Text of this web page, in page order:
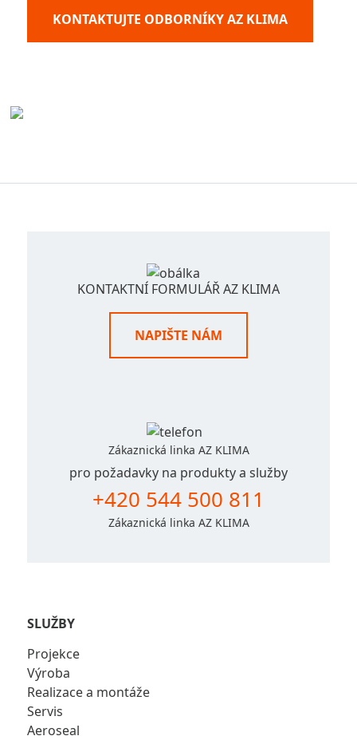
KONTAKTUJTE ODBORNÍKY AZ KLIMA
KONTAKTNÍ FORMULÁŘ AZ KLIMA
NAPIŠTE NÁM
Zákaznická linka AZ KLIMA
pro požadavky na produkty a služby
+420 544 500 811
Zákaznická linka AZ KLIMA
SLUŽBY
Projekce
Výroba
Realizace a montáže
Servis
Aeroseal